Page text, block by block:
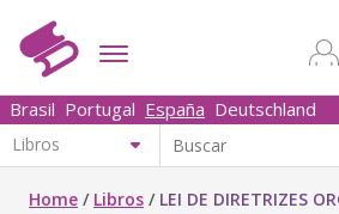
Brasil Portugal España Deutschland
Home / Libros / LEI DE DIRETRIZES